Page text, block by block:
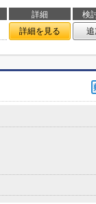
詳細
検
詳細を見る 追